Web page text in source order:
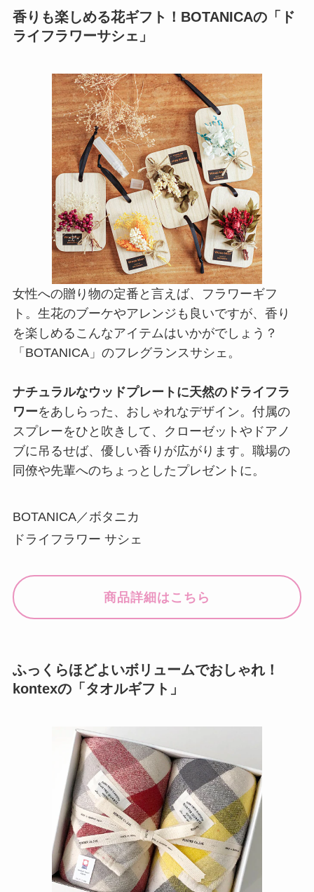
香りも楽しめる花ギフト！BOTANICAの「ド
ライフラワーサシェ」
女性への贈り物の定番と言えば、フラワーギフ
ト。生花のブーケやアレンジも良いですが、香り
を楽しめるこんなアイテムはいかがでしょう？
「BOTANICA」のフレグランスサシェ。
ナチュラルなウッドプレートに天然のドライフラ
ワーをあしらった、おしゃれなデザイン。付属の
スプレーをひと吹きして、クローゼットやドアノ
ブに吊るせば、優しい香りが広がります。職場の
同僚や先輩へのちょっとしたプレゼントに。
BOTANICA／ボタニカ
ドライフラワー サシェ
商品詳細はこちら
ふっくらほどよいボリュームでおしゃれ！
kontexの「タオルギフト」